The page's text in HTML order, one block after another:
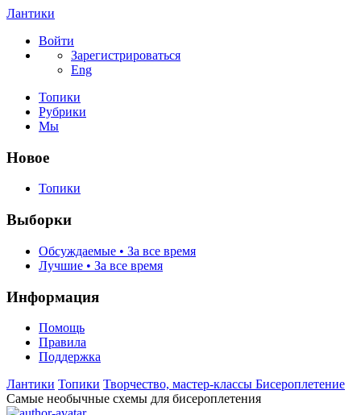
Лантики
Войти
Зарегистрироваться
Eng
Топики
Рубрики
Мы
Новое
Топики
Выборки
Обсуждаемые • За все время
Лучшие • За все время
Информация
Помощь
Правила
Поддержка
Лантики Топики Творчество, мастер-классы Бисероплетение
Самые необычные схемы для бисероплетения